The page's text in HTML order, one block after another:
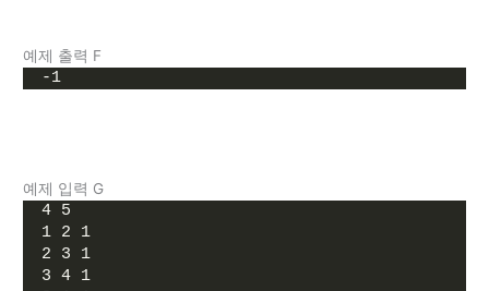
예제 출력 F
-1
예제 입력 G
4 5
1 2 1
2 3 1
3 4 1